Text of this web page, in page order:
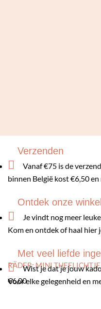
RÄDER: MINI
€6,00
Verzenden

Vanaf €75 is de
binnen België kost €6,50
Ontdek onze winkel

Je vindt nog meer
Kom en ontdek of haal hier
Met veel liefde

Wist je dat je jouw
Voor elke gelegenheid en